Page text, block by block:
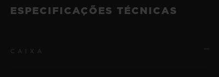
ESPECIFICAÇÕES TÉCNICAS